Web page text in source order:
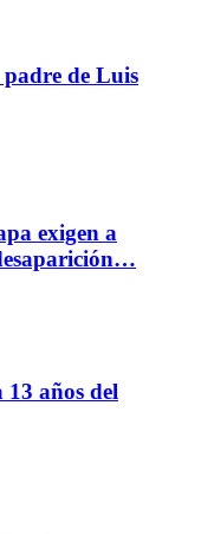
de Luis
exigen a
años del